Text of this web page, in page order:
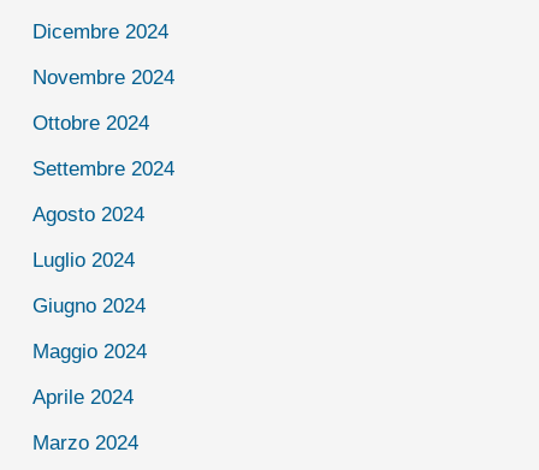
Dicembre 2024
Novembre 2024
Ottobre 2024
Settembre 2024
Agosto 2024
Luglio 2024
Giugno 2024
Maggio 2024
Aprile 2024
Marzo 2024